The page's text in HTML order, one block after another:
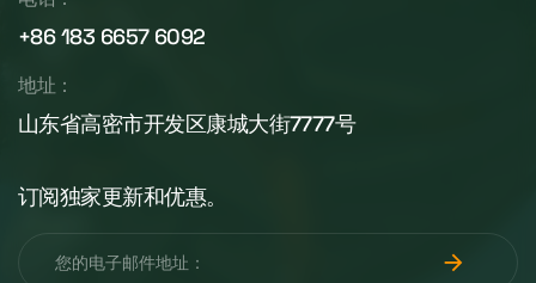
+86 183 6657 6092
地址：
山东省高密市开发区康城大街7777号
订阅独家更新和优惠。